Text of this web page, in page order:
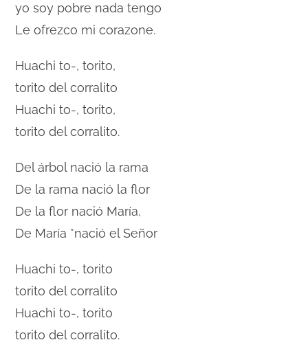
yo soy pobre nada tengo
Le ofrezco mi corazone.
Huachi to-, torito,
torito del corralito
Huachi to-, torito,
torito del corralito.
Del árbol nació la rama
De la rama nació la flor
De la flor nació María,
De María *nació el Señor
Huachi to-, torito
torito del corralito
Huachi to-, torito
torito del corralito.